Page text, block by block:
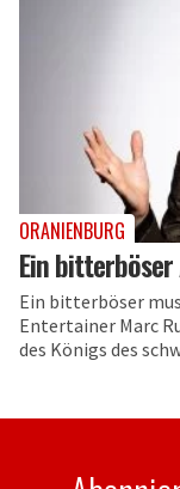
ORANIENBURG
Ein
Ein bitterböser
Entertainer Marc
des Königs des